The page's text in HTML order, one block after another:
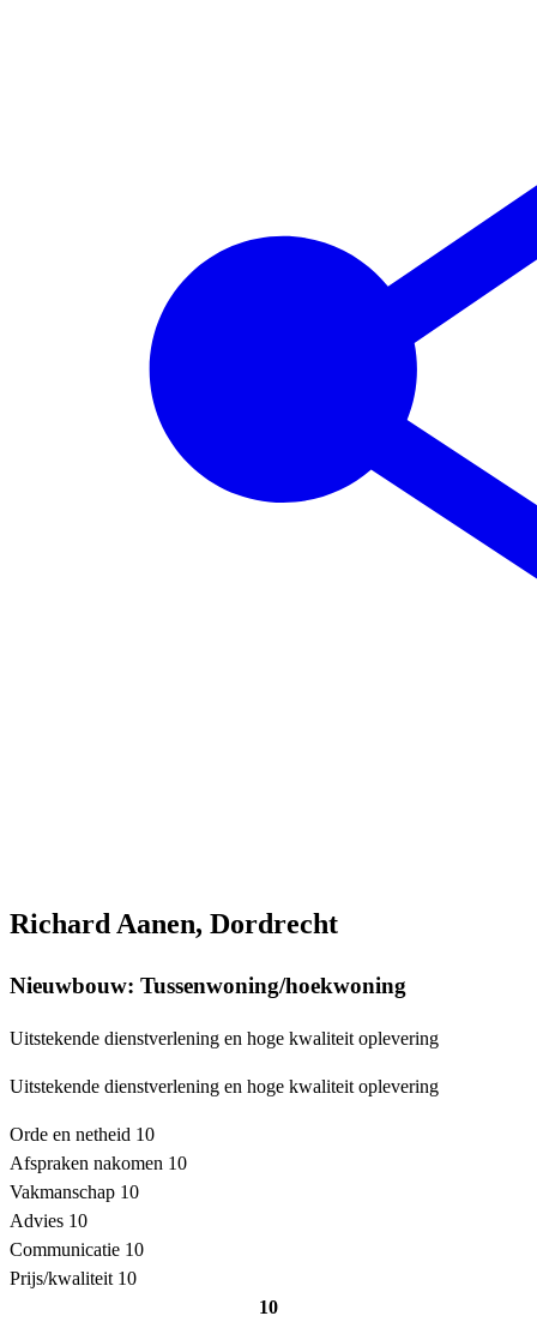
Richard Aanen, Dordrecht
Nieuwbouw: Tussenwoning/hoekwoning
Uitstekende dienstverlening en hoge kwaliteit oplevering
Uitstekende dienstverlening en hoge kwaliteit oplevering
Orde en netheid 10
Afspraken nakomen 10
Vakmanschap 10
Advies 10
Communicatie 10
Prijs/kwaliteit 10
10